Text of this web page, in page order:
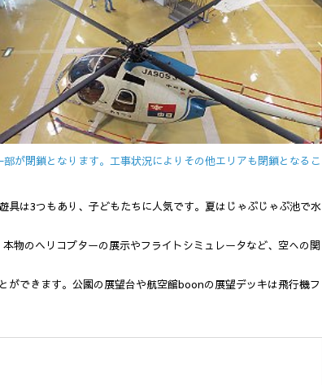
が閉鎖となります。工事状況によりその他エリアも閉鎖となるこ
は3つもあり、子どもたちに人気です。夏はじゃぶじゃぶ池で水
物のヘリコプターの展示やフライトシミュレータなど、空への関
できます。公園の展望台や航空館boonの展望デッキは飛行機フ